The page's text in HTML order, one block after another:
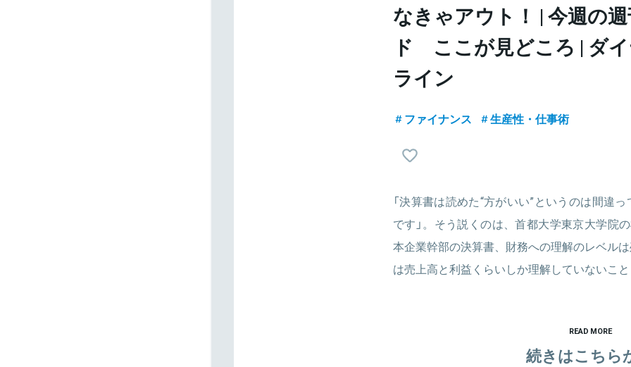
なきゃアウト！ | 今週の
ド ここが見どころ | ダ
ライン
ファイナンス 生産性・仕事術
「決算書は読めた“方がいい”というのは間違
です」。そう説くのは、首都大学東京大学院の
本企業幹部の決算書、財務への理解のレベル
は売上高と利益くらいしか理解していないこ
READ MORE
続きはこちら